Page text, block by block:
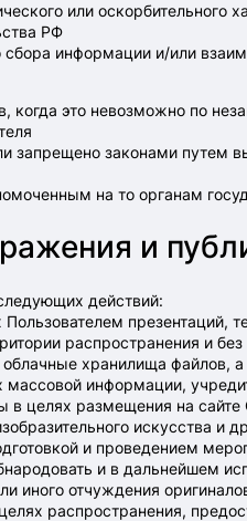
или
РФ
информации и/или
когда это невозможно по
запрещено законами путем
на то органам
и
действий:
презентаций,
распространения и
хранилища файлов,
информации,
в целях размещения на
искусства
и проведением
и в дальнейшем
иного отчуждения
распространения,